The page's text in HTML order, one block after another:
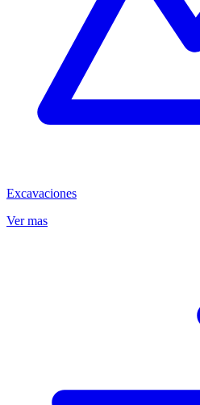
Excavaciones
Ver mas